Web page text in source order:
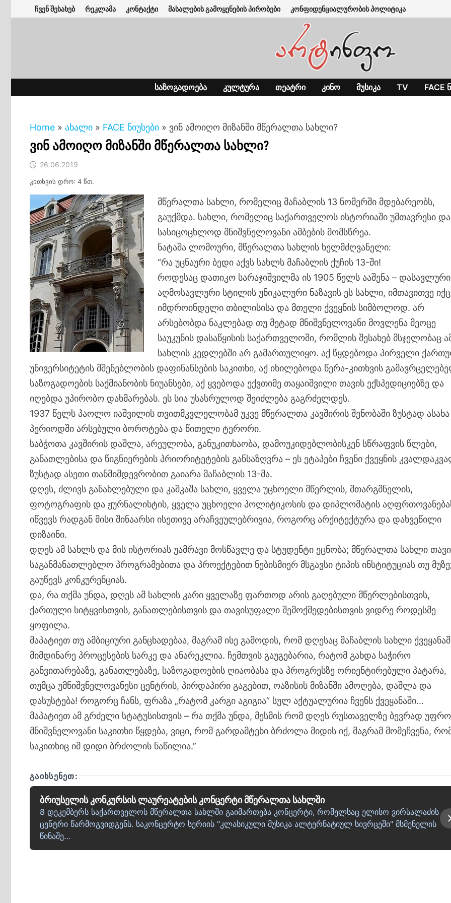
to
ჩვენ შესახებ რეკლამა კონტაქტი მასალების გამოყენების პირობები კონფიდენციალურობის პოლიტიკა
ᲡᲐᲖᲝᲒᲐᲓᲝᲔᲑᲐ ᲙᲣᲚᲢᲣᲠᲐ ᲗᲔᲐᲢᲠᲘ ᲙᲘᲜᲝ ᲛᲣᲡᲘᲙᲐ TV FACE
Home » ახალი » FACE ნიუსები » ვინ ამოიღო მიზანში მწერალთა სახლი?
ვინ ამოიღო მიზანში მწერალთა სახლი?
26.06.2019
კითხვის დრო: 4 წთ.
მწერალთა სახლი, რომელიც მაჩაბლის 13 ნომერში მდებარეობს,
გაუქმდა. სახლი, რომელიც საქართველოს ისტორიაში უმთავრესი და
სასიცოცხლოდ მნიშვნელოვანი ამბების მომსწრეა.
ნატაშა ლომოური, მწერალთა სახლის ხელმძღვანელი:
“რა უცნაური ბედი აქვს სახლს მაჩაბლის ქუჩის 13-ში!
როდესაც დათიკო სარაჯიშვილმა ის 1905 წელს ააშენა –
აღმოსავლური სტილის უნიკალური ნაზავის ეს სახლი, იმთავითვე
იმდროინდელი თბილისისა და მთელი ქვეყნის სიმბოლოდ. არ
არსებობდა ნაკლებად თუ მეტად მნიშვნელოვანი მოვლენა მეოცე
საუკუნის დასაწყისის საქართველოში, რომლის შესახებ მსჯელობაც
სახლის კედლებში არ გამართულიყო. აქ წყდებოდა პირველი
უნივერსიტეტის მშენებლობის დაფინანსების საკითხი, აქ იხილებოდა წერა-კითხვის
საზოგადოების საქმიანობის ნიუანსები, აქ ყვებოდა ექვთიმე თაყაიშვილი თავის ექსპედიციებზე და
იღებდა უპირობო დახმარებას. ეს სია უსასრულოდ შეიძლება გაგრძელდეს.
1937 წელს პაოლო იაშვილის თვითმკვლელობამ უკვე მწერალთა კავშირის შენობაში ზუსტად ასახა
პერიოდში არსებული ბოროტება და წითელი ტერორი.
საბჭოთა კავშირის დაშლა, არეულობა, განუკითხაობა, დამოუკიდებლობისკენ სწრაფვის წლები,
განათლებისა და წიგნიერების პრიორიტეტების განსაზღვრა – ეს ეტაპები ჩვენი ქვეყნის
ზუსტად ასეთი თანმიმდევრობით გაიარა მაჩაბლის 13-მა.
დღეს, ძლივს განახლებული და კაშკაშა სახლი, ყველა უცხოელი მწერლის, მთარგმნელის,
ფოტოგრაფის და ჟურნალისტის, ყველა უცხოელი პოლიტიკოსის და დიპლომატის
იწვევს რადგან მისი შინაარსი ისეთივე არაჩვეულებრივია, როგორც არქიტექტურა და დახვეწილი
დიზაინი.
დღეს ამ სახლს და მის ისტორიას უამრავი მოსწავლე და სტუდენტი ეცნობა; მწერალთა სახლი
საგანმანათლებლო პროგრამებითა და პროექტებით ნებისმიერ მსგავსი ტიპის ინსტიტუციას თუ
გაუწევს კონკურენციას.
და, რა თქმა უნდა, დღეს ამ სახლის კარი ყველაზე ფართოდ არის გაღებული მწერლებისთვის,
ქართული სიტყვისთვის, განათლებისთვის და თავისუფალი შემოქმედებისთვის ვიდრე როდესმე
ყოფილა.
მაპატიეთ თუ ამბიციური განცხადებაა, მაგრამ ისე გამოდის, რომ დღესაც მაჩაბლის სახლი
მიმდინარე პროცესების სარკე და ანარეკლია. ჩემთვის გაუგებარია, რატომ გახდა საჭირო
განვითარებაზე, განათლებაზე, საზოგადოების ღიაობასა და პროგრესზე ორიენტირებული პატარა,
თუმცა უმნიშვნელოვანესი ცენტრის, პირდაპირი გაგებით, ოაზისის მიზანში ამოღება, დაშლა და
დასუსტება! როგორც ჩანს, ფრაზა „რატომ კარგი აგიგია“ სულ აქტუალურია ჩვენს ქვეყანაში…
მაპატიეთ ამ გრძელი სტატუსისთვის – რა თქმა უნდა, მესმის რომ დღეს რუსთაველზე ბევრად უფრო
მნიშვნელოვანი საკითხი წყდება, ვიცი, რომ გარდამტეხი ბრძოლა მიდის იქ, მაგრამ მომეჩვენა,
საკითხიც იმ დიდი ბრძოლის ნაწილია.”
ᲒᲐᲘᲮᲡᲔᲜᲔᲗ:
ბრიუსელის კონკურსის ლაურეატების კონცერტი მწერალთა სახლში
8 დეკემბერს საქართველოს მწერალთა სახლში გაიმართება კონცერტი, რომელსაც ელისო ვირსალაძის
ცენტრი წარმოგვიდგენს. საკონცერტო სერიის "კლასიკული მუსიკა ალტერნატიულ სივრცეში" მსმენელის
წინაშე…